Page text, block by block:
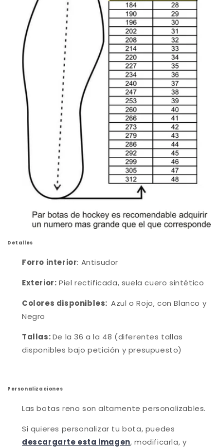
Detalles
Forro interior: Antisudor
Exterior: Piel rectificada, suela cuero sintético
Colores disponibles: Azul o Rojo, con Blanco y
Negro
Tallas:De la 36 a la 48 (diferentes tallas
disponibles bajo petición y presupuesto)
Personalizaciones
Las botas reno son altamente personalizables.
Si quieres personalizar tu bota, puedes
descargarte esta imagen, modificarla, y